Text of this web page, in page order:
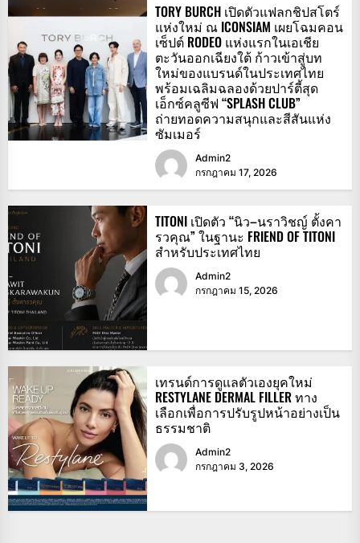
TORY BURCH เปิดตัวแฟลกชิปสโตร์
แห่งใหม่ ณ ICONSIAM เผยโฉมคอน
เซ็ปต์ RODEO แห่งแรกในเอเชีย
ตะวันออกเฉียงใต้ ก้าวเข้าสู่บท
ใหม่ของแบรนด์ในประเทศไทย
พร้อมเฉลิมฉลองด้วยปาร์ตี้สุด
เอ็กซ์คลูซีฟ “SPLASH CLUB”
ถ่ายทอดความสนุกและสีสันแห่ง
ซัมเมอร์
Admin2
กรกฎาคม 17, 2026
TITONI เปิดตัว “นิว–นราวิชญ์ ตั้งคา
รวคุณ” ในฐานะ FRIEND OF TITONI
สำหรับประเทศไทย
Admin2
กรกฎาคม 15, 2026
เทรนด์การดูแลตัวเองยุคใหม่
RESTYLANE DERMAL FILLER ทาง
เลือกเพื่อการปรับรูปหน้าอย่างเป็น
ธรรมชาติ
Admin2
กรกฎาคม 3, 2026